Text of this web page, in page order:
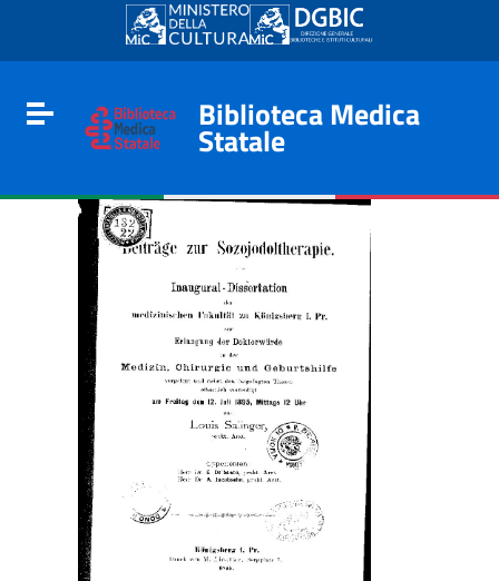
Go to content
Go to the navigation menu
Go to the footer
Toggle navigation
Biblioteca Medica
Statale